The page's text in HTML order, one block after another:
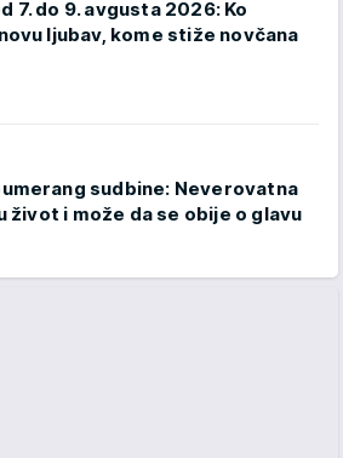
7. do 9. avgusta 2026: Ko
ljubav, kome stiže novčana
sudbine: Neverovatna
život i može da se obije o glavu